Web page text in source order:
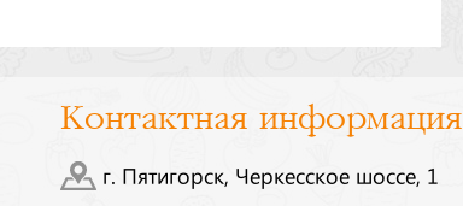
Контактная информация
г. Пятигорск, Черкесское шоссе, 1